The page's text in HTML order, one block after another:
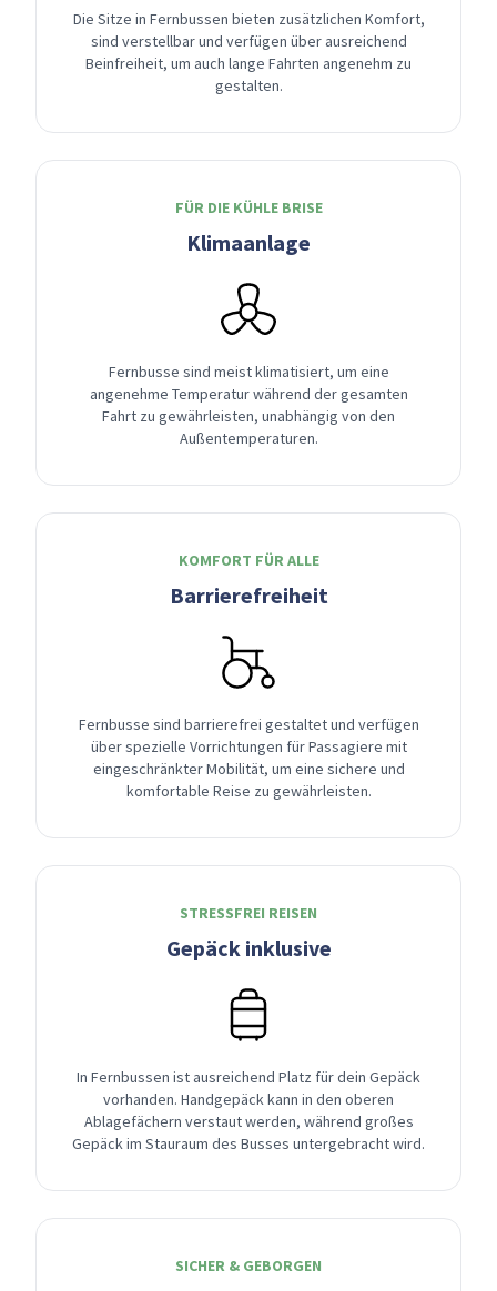
Die Sitze in Fernbussen bieten zusätzlichen Komfort,
sind verstellbar und verfügen über ausreichend
Beinfreiheit, um auch lange Fahrten angenehm zu
gestalten.
FÜR DIE KÜHLE BRISE
Klimaanlage
Fernbusse sind meist klimatisiert, um eine
angenehme Temperatur während der gesamten
Fahrt zu gewährleisten, unabhängig von den
Außentemperaturen.
KOMFORT FÜR ALLE
Barrierefreiheit
Fernbusse sind barrierefrei gestaltet und verfügen
über spezielle Vorrichtungen für Passagiere mit
eingeschränkter Mobilität, um eine sichere und
komfortable Reise zu gewährleisten.
STRESSFREI REISEN
Gepäck inklusive
In Fernbussen ist ausreichend Platz für dein Gepäck
vorhanden. Handgepäck kann in den oberen
Ablagefächern verstaut werden, während großes
Gepäck im Stauraum des Busses untergebracht wird.
SICHER & GEBORGEN